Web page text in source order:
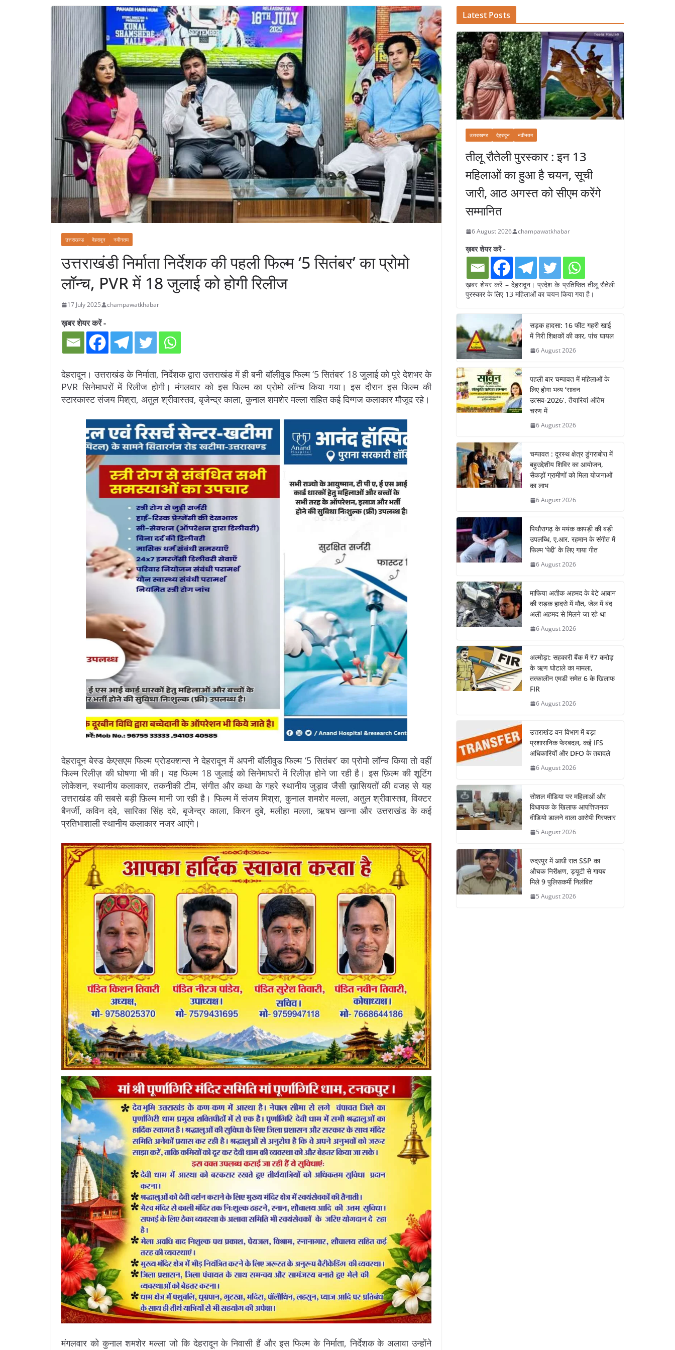
उत्तराखण्ड देहरादून नवीनतम
उत्तराखंडी निर्माता निर्देशक की पहली फिल्म ‘5 सितंबर’ का प्रोमो
लॉन्च, PVR में 18 जुलाई को होगी रिलीज
17 July 2025 champawatkhabar
ख़बर शेयर करें -
देहरादून। उत्तराखंड के निर्माता, निर्देशक द्वारा उत्तराखंड में ही बनी बॉलीवुड फिल्म ‘5 सितंबर’ 18 जुलाई को पूरे देशभर के
PVR सिनेमाघरों में रिलीज होगी। मंगलवार को इस फिल्म का प्रोमो लॉन्च किया गया। इस दौरान इस फिल्म की
स्टारकास्ट संजय मिश्रा, अतुल श्रीवास्तव, बृजेन्द्र काला, कुनाल शमशेर मल्ला सहित कई दिग्गज कलाकार मौजूद रहे।
देहरादून बेस्ड केएसएम फिल्म प्रोडक्शन्स ने देहरादून में अपनी बॉलीवुड फिल्म ‘5 सितंबर’ का प्रोमो लॉन्च किया तो वहीं
फिल्म रिलीज़ की घोषणा भी की। यह फिल्म 18 जुलाई को सिनेमाघरों में रिलीज़ होने जा रही है। इस फ़िल्म की शूटिंग
लोकेशन, स्थानीय कलाकार, तकनीकी टीम, संगीत और कथा के गहरे स्थानीय जुड़ाव जैसी ख़ासियतों की वजह से यह
उत्तराखंड की सबसे बड़ी फ़िल्म मानी जा रही है। फिल्म में संजय मिश्रा, कुनाल शमशेर मल्ला, अतुल श्रीवास्तव, विक्टर
बैनर्जी, कविन दवे, सारिका सिंह दवे, बृजेन्द्र काला, किरन दुबे, मलीहा मल्ला, ऋषभ खन्ना और उत्तराखंड के कई
प्रतिभाशाली स्थानीय कलाकार नजर आएंगे।
मंगलवार को कुनाल शमशेर मल्ला जो कि देहरादून के निवासी हैं और इस फिल्म के निर्माता, निर्देशक के अलावा उन्होंने
Latest Posts
उत्तराखण्ड देहरादून नवीनतम
तीलू रौतेली पुरस्कार : इन 13
महिलाओं का हुआ है चयन, सूची
जारी, आठ अगस्त को सीएम करेंगे
सम्मानित
6 August 2026 champawatkhabar
ख़बर शेयर करें -
ख़बर शेयर करें – देहरादून। प्रदेश के प्रतिष्ठित तीलू रौतेली
पुरस्कार के लिए 13 महिलाओं का चयन किया गया है।
सड़क हादसा: 16 फीट गहरी खाई
में गिरी शिक्षकों की कार, पांच घायल
6 August 2026
पहली बार चम्पावत में महिलाओं के
लिए होगा भव्य ‘सावन
उत्सव-2026’, तैयारियां अंतिम
चरण में
6 August 2026
चम्पावत : दूरस्थ क्षेत्र डुंगराबोरा में
बहुउद्देशीय शिविर का आयोजन,
सैकड़ों ग्रामीणों को मिला योजनाओं
का लाभ
6 August 2026
पिथौरागढ़ के मयंक कापड़ी की बड़ी
उपलब्धि, ए.आर. रहमान के संगीत में
फिल्म ‘पेद्दी’ के लिए गाया गीत
6 August 2026
माफिया अतीक अहमद के बेटे आबान
की सड़क हादसे में मौत, जेल में बंद
अली अहमद से मिलने जा रहे था
6 August 2026
अल्मोड़ा: सहकारी बैंक में ₹7 करोड़
के ऋण घोटाले का मामला,
तत्कालीन एमडी समेत 6 के खिलाफ
FIR
6 August 2026
उत्तराखंड वन विभाग में बड़ा
प्रशासनिक फेरबदल, कई IFS
अधिकारियों और DFO के तबादले
6 August 2026
सोशल मीडिया पर महिलाओं और
विधायक के खिलाफ आपत्तिजनक
वीडियो डालने वाला आरोपी गिरफ्तार
5 August 2026
रुद्रपुर में आधी रात SSP का
औचक निरीक्षण, ड्यूटी से गायब
मिले 9 पुलिसकर्मी निलंबित
5 August 2026